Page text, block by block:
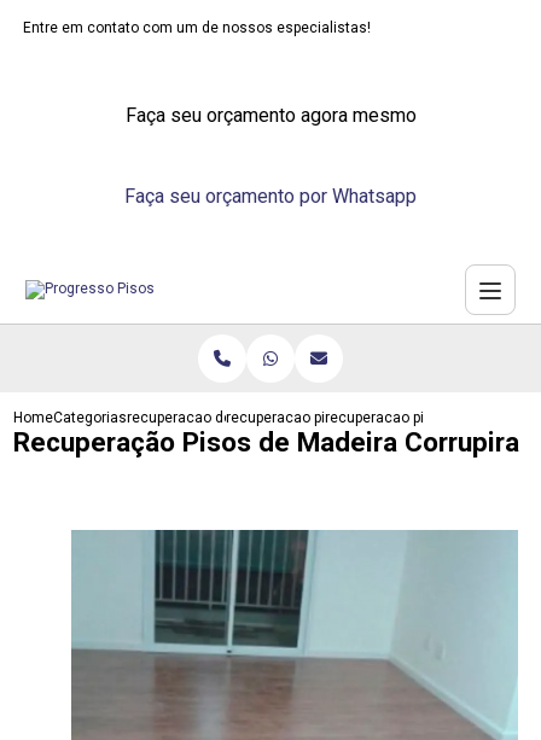
Entre em contato com um de nossos especialistas!
Faça seu orçamento agora mesmo
Faça seu orçamento por Whatsapp
HomeCategoriasrecuperacao de pisosrecuperacao piso madeirarecuperacao pisos de madeira
Recuperação Pisos de Madeira Corrupira